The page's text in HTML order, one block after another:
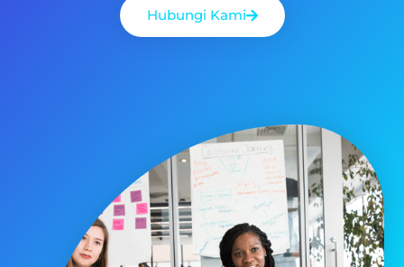
Hubungi Kami